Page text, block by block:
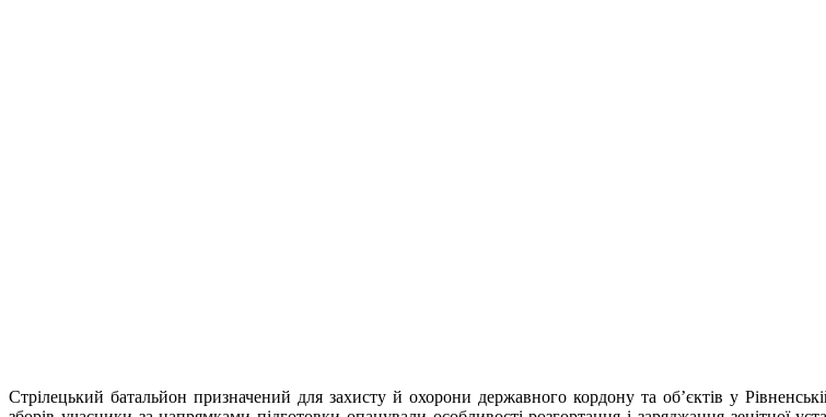
Стрілецький батальйон призначений для захисту й охорони державного кордону та об’єктів у